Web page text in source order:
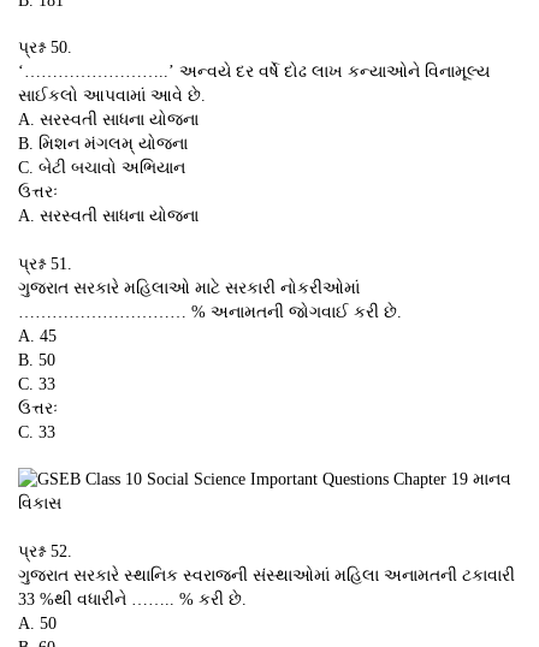
પ્રશ્ન 50.
‘……………………..’ અન્વયે દર વર્ષે દોઢ લાખ કન્યાઓને વિનામૂલ્ય
સાઈકલો આપવામાં આવે છે.
A. સરસ્વતી સાધના યોજના
B. મિશન મંગલમ્ યોજના
C. બેટી બચાવો અભિયાન
ઉત્તરઃ
A. સરસ્વતી સાધના યોજના
પ્રશ્ન 51.
ગુજરાત સરકારે મહિલાઓ માટે સરકારી નોકરીઓમાં
………………………… % અનામતની જોગવાઈ કરી છે.
A. 45
B. 50
C. 33
ઉત્તરઃ
C. 33
પ્રશ્ન 52.
ગુજરાત સરકારે સ્થાનિક સ્વરાજની સંસ્થાઓમાં મહિલા અનામતની ટકાવારી
33 %થી વધારીને …….. % કરી છે.
A. 50